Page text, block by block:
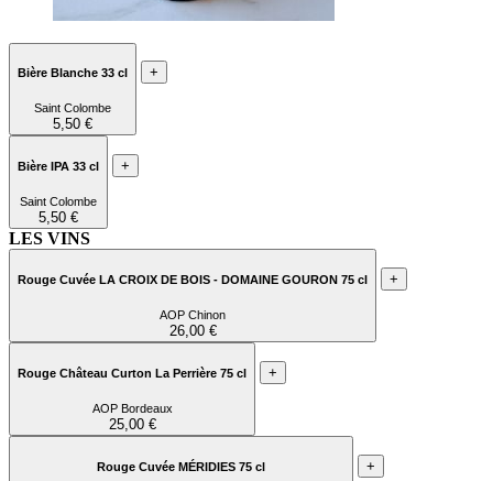
Bière Blanche 33 cl
Saint Colombe
5,50 €
+
Bière IPA 33 cl
Saint Colombe
5,50 €
+
LES VINS
Rouge Cuvée LA CROIX DE BOIS - DOMAINE GOURON 75 cl
AOP Chinon
26,00 €
+
Rouge Château Curton La Perrière 75 cl
AOP Bordeaux
25,00 €
+
Rouge Cuvée MÉRIDIES 75 cl +